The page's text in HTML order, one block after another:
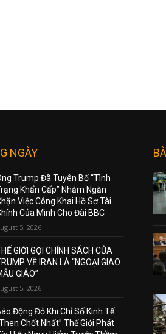
NGÀY
Trump Đã Tuyên Bố “Tình
Khẩn Cấp” Nhằm Ngăn
Việc Công Khai Hồ Sơ Tài
Của Mình Cho Đài BBC
5, 2026
GIỚI GỌI CHÍNH SÁCH CỦA
VỀ IRAN LÀ “NGOẠI GIAO
GIÁO”
5, 2026
Động Đỏ Khi Chỉ Số Kinh Tế
Chốt Nhất” Thế Giới Phát